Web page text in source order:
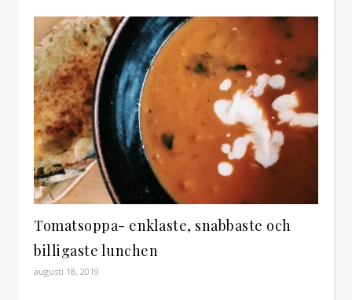
Tomatsoppa- enklaste, snabbaste och
billigaste lunchen
augusti 18, 2019